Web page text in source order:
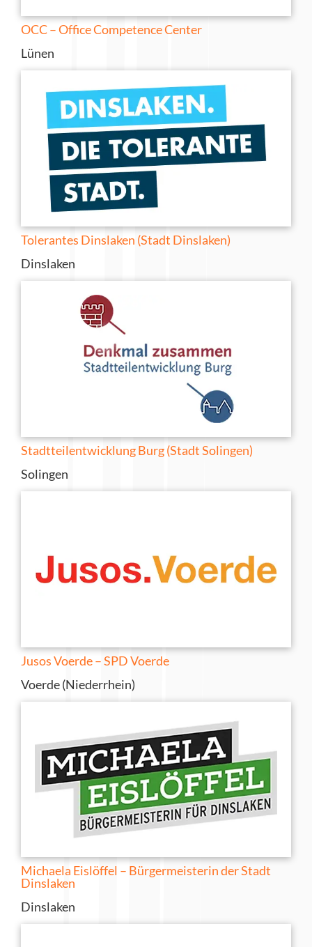
OCC – Office Competence Center
Lünen
Tolerantes Dinslaken (Stadt Dinslaken)
Dinslaken
Stadtteilentwicklung Burg (Stadt Solingen)
Solingen
Jusos Voerde – SPD Voerde
Voerde (Niederrhein)
Michaela Eislöffel – Bürgermeisterin der Stadt
Dinslaken
Dinslaken